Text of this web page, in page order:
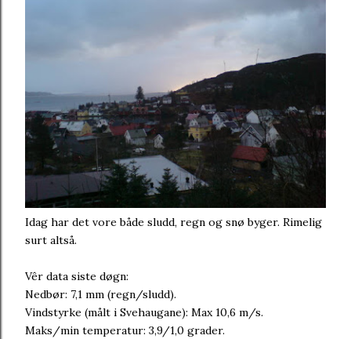
Idag har det vore både sludd, regn og snø byger. Rimelig
surt altså.
Vêr data siste døgn:
Nedbør: 7,1 mm (regn/sludd).
Vindstyrke (målt i Svehaugane): Max 10,6 m/s.
Maks/min temperatur: 3,9/1,0 grader.